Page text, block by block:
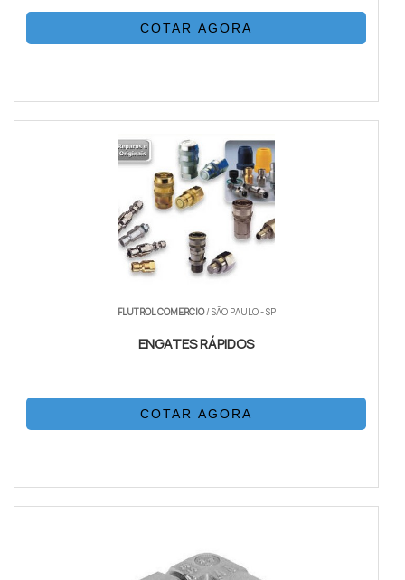
COTAR AGORA
FLUTROL COMERCIO/ SÃO PAULO - SP
ENGATES RÁPIDOS
COTAR AGORA